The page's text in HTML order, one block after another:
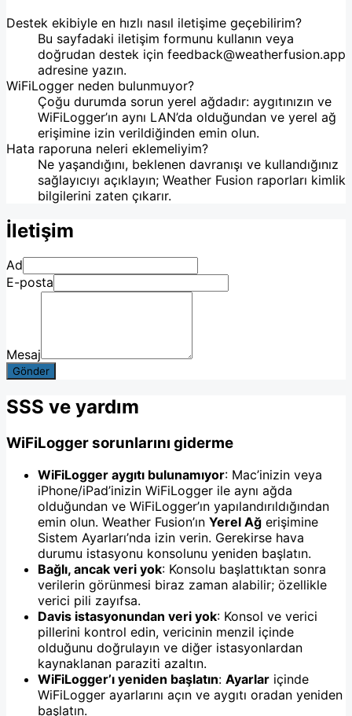
Destek ekibiyle en hızlı nasıl iletişime geçebilirim?
Bu sayfadaki iletişim formunu kullanın veya
doğrudan destek için feedback@weatherfusion.app
adresine yazın.
WiFiLogger neden bulunmuyor?
Çoğu durumda sorun yerel ağdadır: aygıtınızın ve
WiFiLogger’ın aynı LAN’da olduğundan ve yerel ağ
erişimine izin verildiğinden emin olun.
Hata raporuna neleri eklemeliyim?
Ne yaşandığını, beklenen davranışı ve kullandığınız
sağlayıcıyı açıklayın; Weather Fusion raporları kimlik
bilgilerini zaten çıkarır.
İletişim
Ad
E-posta
Mesaj
Gönder
SSS ve yardım
WiFiLogger sorunlarını giderme
WiFiLogger aygıtı bulunamıyor: Mac’inizin veya
iPhone/iPad’inizin WiFiLogger ile aynı ağda
olduğundan ve WiFiLogger’ın yapılandırıldığından
emin olun. Weather Fusion’ın Yerel Ağ erişimine
Sistem Ayarları’nda izin verin. Gerekirse hava
durumu istasyonu konsolunu yeniden başlatın.
Bağlı, ancak veri yok: Konsolu başlattıktan sonra
verilerin görünmesi biraz zaman alabilir; özellikle
verici pili zayıfsa.
Davis istasyonundan veri yok: Konsol ve verici
pillerini kontrol edin, vericinin menzil içinde
olduğunu doğrulayın ve diğer istasyonlardan
kaynaklanan paraziti azaltın.
WiFiLogger’ı yeniden başlatın: Ayarlar içinde
WiFiLogger ayarlarını açın ve aygıtı oradan yeniden
başlatın.